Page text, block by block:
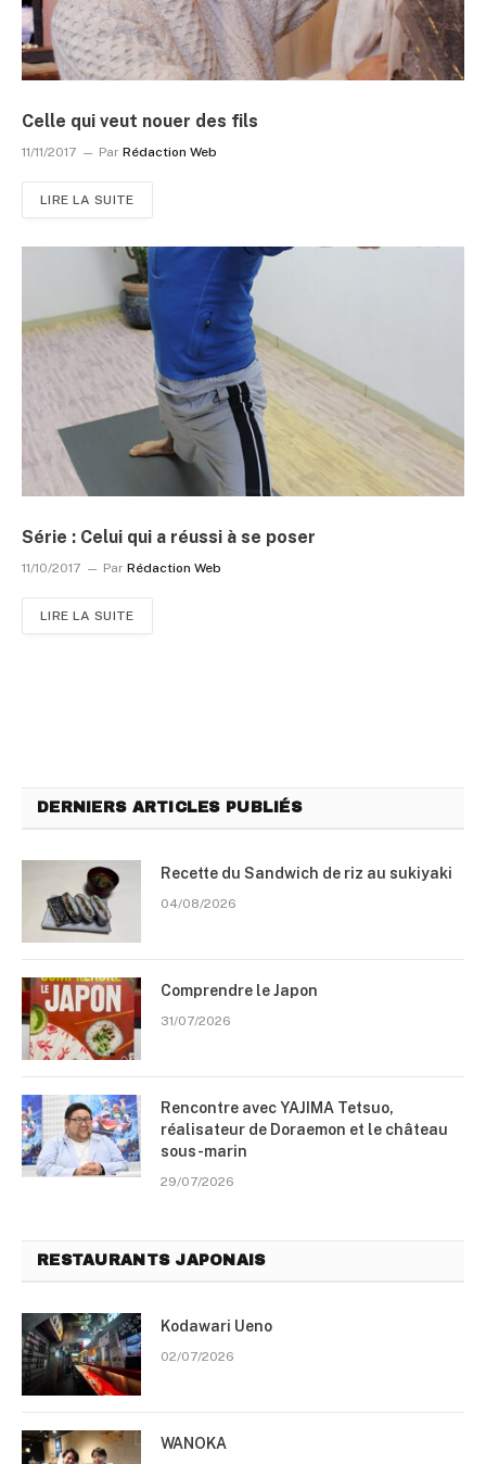
Celle qui veut nouer des fils
11/11/2017 Par Rédaction Web
LIRE LA SUITE
Série : Celui qui a réussi à se poser
11/10/2017 Par Rédaction Web
LIRE LA SUITE
DERNIERS ARTICLES PUBLIÉS
Recette du Sandwich de riz au sukiyaki
04/08/2026
Comprendre le Japon
31/07/2026
Rencontre avec YAJIMA Tetsuo,
réalisateur de Doraemon et le château
sous-marin
29/07/2026
RESTAURANTS JAPONAIS
Kodawari Ueno
02/07/2026
WANOKA